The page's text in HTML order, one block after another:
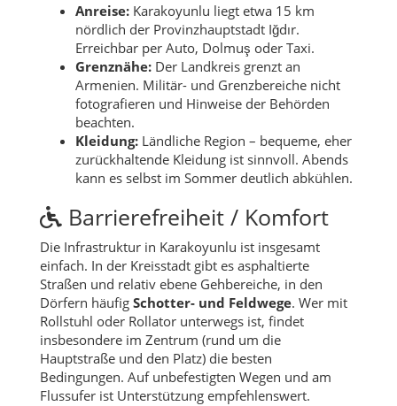
Anreise: Karakoyunlu liegt etwa 15 km
nördlich der Provinzhauptstadt Iğdır.
Erreichbar per Auto, Dolmuş oder Taxi.
Grenznähe: Der Landkreis grenzt an
Armenien. Militär- und Grenzbereiche nicht
fotografieren und Hinweise der Behörden
beachten.
Kleidung: Ländliche Region – bequeme, eher
zurückhaltende Kleidung ist sinnvoll. Abends
kann es selbst im Sommer deutlich abkühlen.
Barrierefreiheit / Komfort
Die Infrastruktur in Karakoyunlu ist insgesamt
einfach. In der Kreisstadt gibt es asphaltierte
Straßen und relativ ebene Gehbereiche, in den
Dörfern häufig Schotter- und Feldwege. Wer mit
Rollstuhl oder Rollator unterwegs ist, findet
insbesondere im Zentrum (rund um die
Hauptstraße und den Platz) die besten
Bedingungen. Auf unbefestigten Wegen und am
Flussufer ist Unterstützung empfehlenswert.